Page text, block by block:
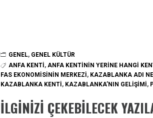
GENEL, GENEL KÜLTÜR
ANFA KENTI, ANFA KENTININ YERINE HANGI
FAS EKONOMISININ MERKEZI, KAZABLANKA ADI
KAZABLANKA KENTI, KAZABLANKA’NIN GELIŞIMI,
İLGINIZI ÇEKEBILECEK